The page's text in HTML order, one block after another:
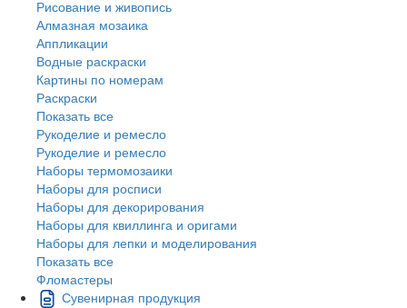
Рисование и живопись
Алмазная мозаика
Аппликации
Водные раскраски
Картины по номерам
Раскраски
Показать все
Рукоделие и ремесло
Рукоделие и ремесло
Наборы термомозаики
Наборы для росписи
Наборы для декорирования
Наборы для квиллинга и оригами
Наборы для лепки и моделирования
Показать все
Фломастеры
Сувенирная продукция